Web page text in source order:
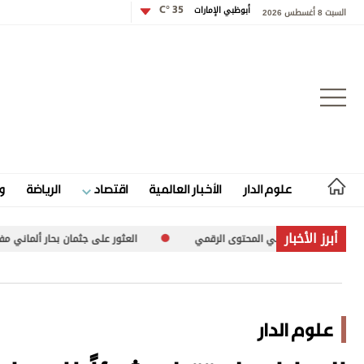
السبت 8 أغسطس 2026 أبوظبي الإمارات 35 °C
علوم الدار الأخبار العالمية اقتصاد الرياضة
علوم الدار
الرياضة
أبرز الأخبار
في المحتوى الرقمي العثور على جثمان بحار ألماني مفقود جنوب بحر
علوم الدار